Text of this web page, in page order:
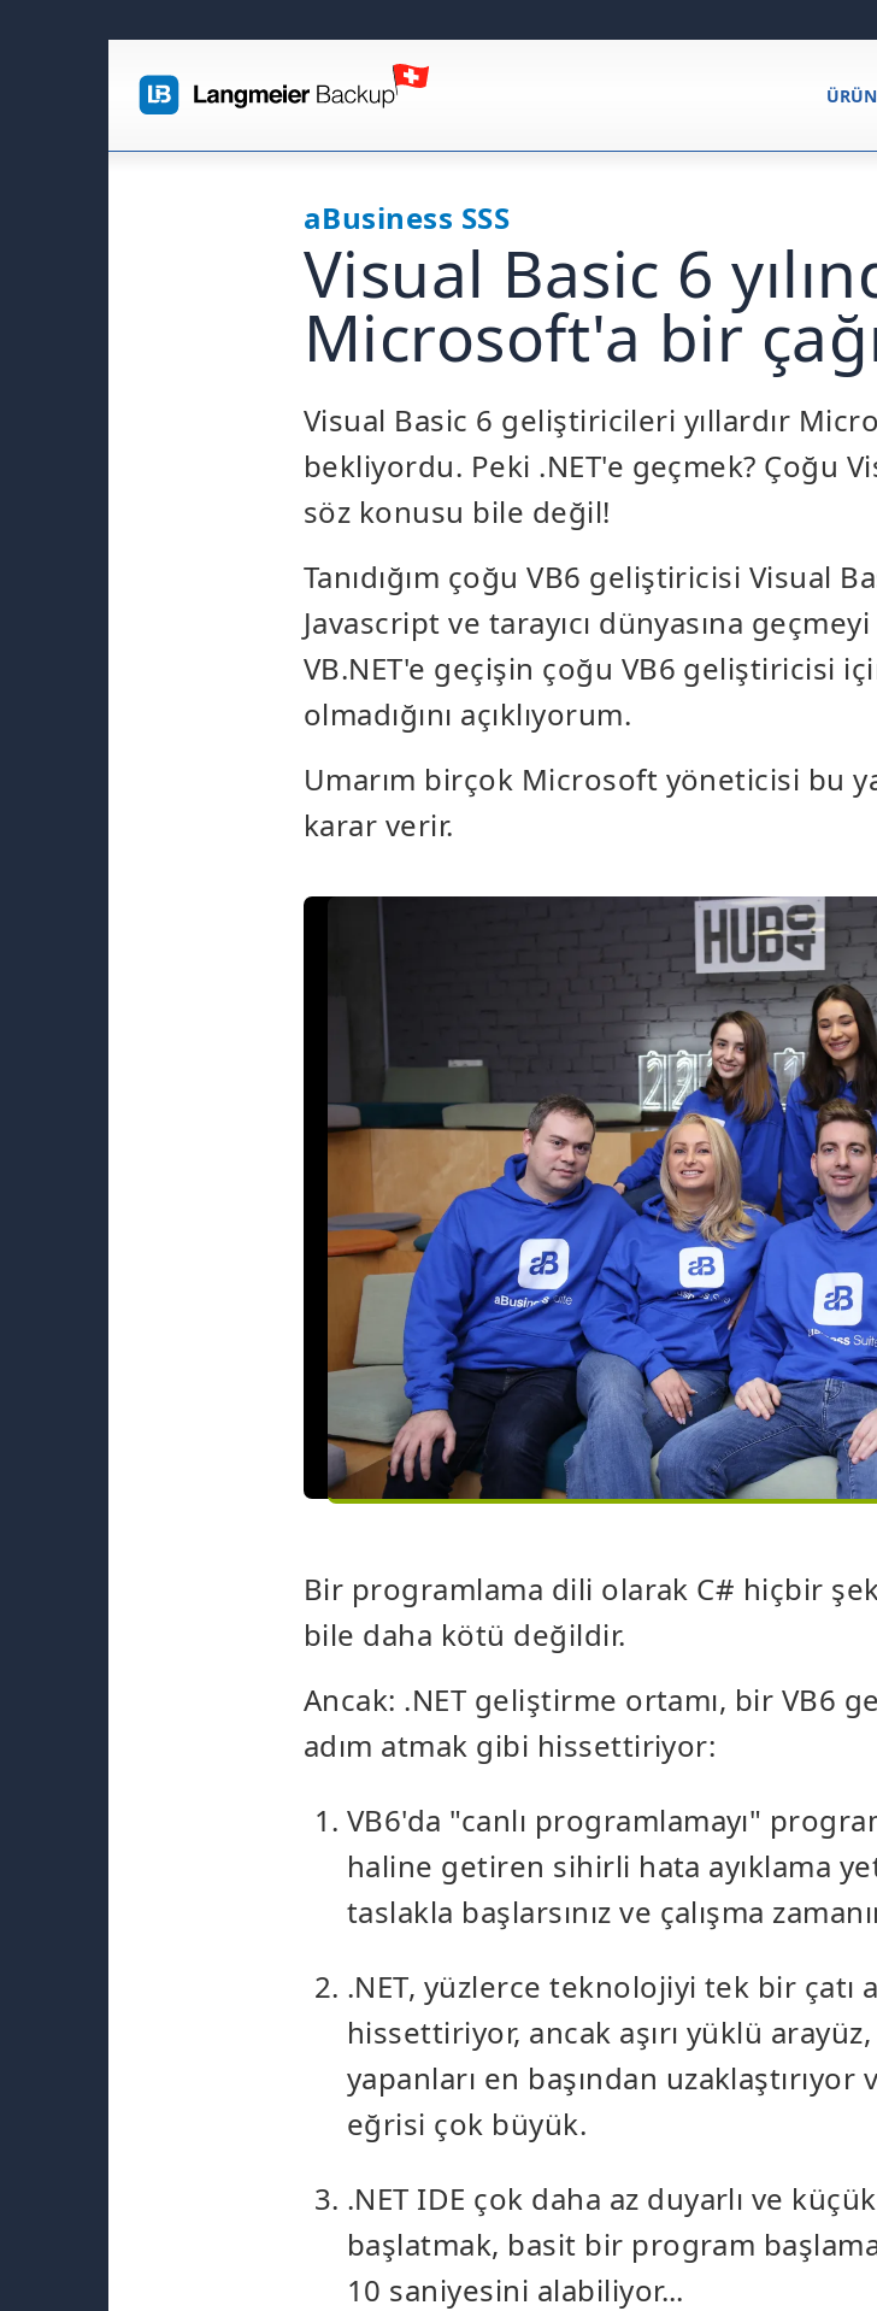
aBusiness SSS
Visual Basic 6
Microsoft'a bir
Visual Basic 6 geliştiricileri yıllardır
bekliyordu. Peki .NET'e geçmek? Çoğu
söz konusu bile değil!
Tanıdığım çoğu VB6 geliştiricisi Visual
Javascript ve tarayıcı dünyasına
VB.NET'e geçişin çoğu VB6 geliştiricisi
olmadığını açıklıyorum.
Umarım birçok Microsoft yöneticisi bu
karar verir.
Bir programlama dili olarak C# hiçbir
bile daha kötü değildir.
Ancak: .NET geliştirme ortamı, bir VB6
adım atmak gibi hissettiriyor:
VB6'da "canlı programlamayı"
haline getiren sihirli hata ayıklama
taslakla başlarsınız ve çalışma
.NET, yüzlerce teknolojiyi tek bir
hissettiriyor, ancak aşırı yüklü
yapanları en başından
eğrisi çok büyük.
.NET IDE çok daha az duyarlı ve
başlatmak, basit bir program
10 saniyesini alabiliyor...